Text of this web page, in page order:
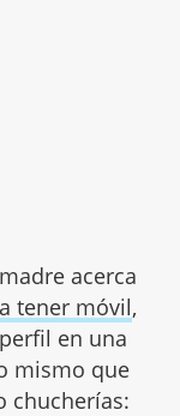
acerca
tener móvil,
en una
mismo que
chucherías: